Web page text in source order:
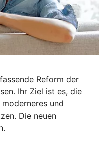
Reform der
Ihr Ziel ist es, die
und
Die neuen